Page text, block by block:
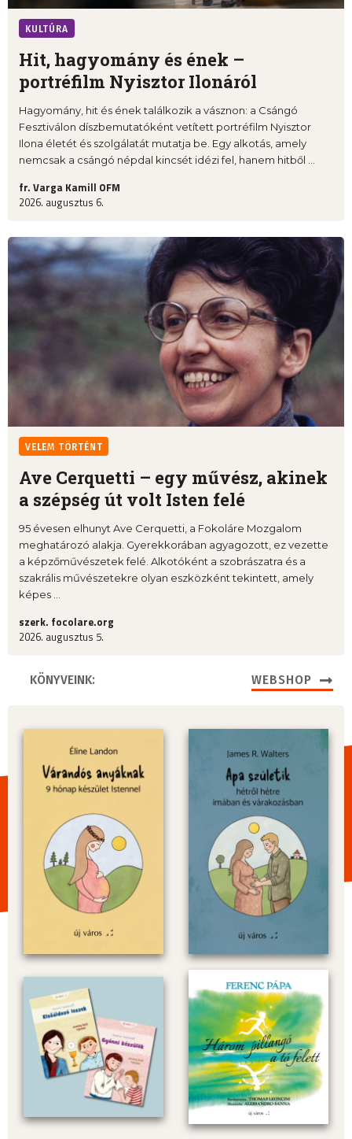
KULTÚRA
Hit, hagyomány és ének –
portréfilm Nyisztor Ilonáról
Hagyomány, hit és ének találkozik a vásznon: a Csángó
Fesztiválon díszbemutatóként vetített portréfilm Nyisztor
Ilona életét és szolgálatát mutatja be. Egy alkotás, amely
nemcsak a csángó népdal kincsét idézi fel, hanem hitből ...
fr. Varga Kamill OFM
2026. augusztus 6.
VELEM TÖRTÉNT
Ave Cerquetti – egy művész, akinek
a szépség út volt Isten felé
95 évesen elhunyt Ave Cerquetti, a Fokoláre Mozgalom
meghatározó alakja. Gyerekkorában agyagozott, ez vezette
a képzőművészetek felé. Alkotóként a szobrászatra és a
szakrális művészetekre olyan eszközként tekintett, amely
képes ...
szerk. focolare.org
2026. augusztus 5.
KÖNYVEINK: WEBSHOP